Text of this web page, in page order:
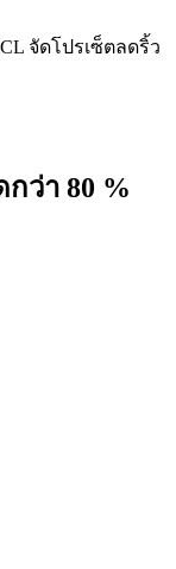
จัดโปรเซ็ตลดริ้ว
ว่า 80 %